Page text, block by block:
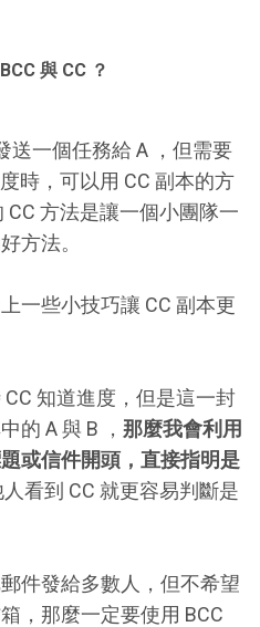
與 CC ？
送一個任務給 A ，但需要
時，可以用 CC 副本的方
CC 方法是讓一個小團隊一
方法。
一些小技巧讓 CC 副本更
知道進度，但是這一封
的 A 與 B ， 那麼我會利用
或信件開頭，直接指明是
人看到 CC 就更容易判斷是
件發給多數人，但不希望
，那麼一定要使用 BCC